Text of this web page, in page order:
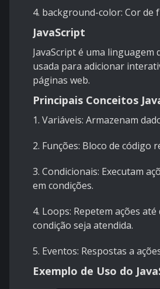
4. background-color: Cor de
JavaScript
JavaScript é uma linguagem
usada para adicionar
páginas web.
Principais Conceitos
1. Variáveis: Armazenam
2. Funções: Bloco de código
3. Condicionais: Executam
em condições.
4. Loops: Repetem ações até
condição seja atendida.
5. Eventos: Respostas a
Exemplo de Uso do